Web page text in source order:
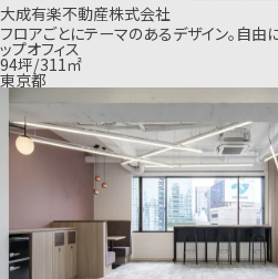
大成有楽不動産株式会社
フロアごとにテーマのあるデザイン。自由
ップオフィス
94坪/311㎡
東京都